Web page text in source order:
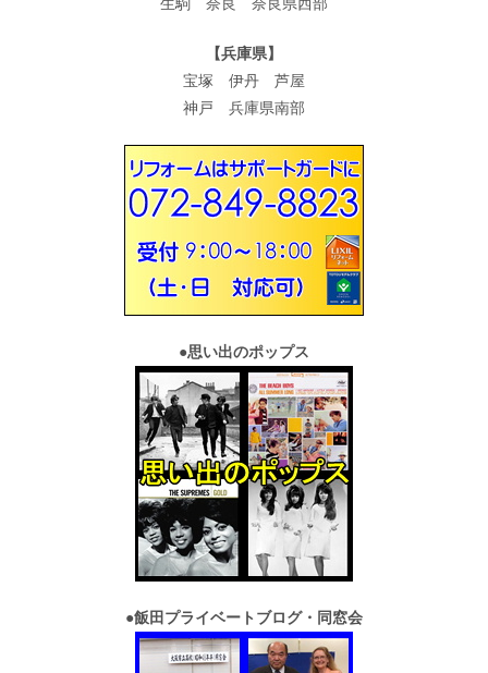
【兵庫県】
宝塚 伊丹 芦屋
神戸 兵庫県南部
●思い出のポップス
●飯田プライベートブログ・同窓会